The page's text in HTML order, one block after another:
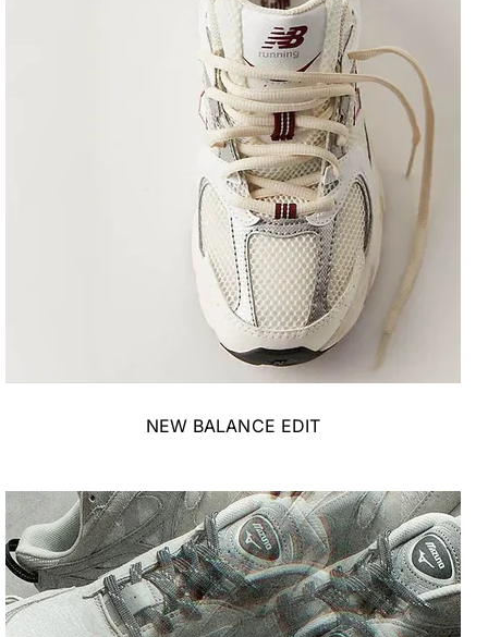
NEW BALANCE EDIT